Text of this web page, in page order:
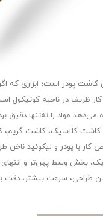
کاشت پودر است؛ ابزاری
ظریف در ناحیه کوتیکول
مواد را نه‌تنها دقیق
کلاسیک، کاشت گریم،
با پودر و لیکوئید ناخن
بخش وسط پهن‌تر و انتهای
سرعت بیشتر، دقت